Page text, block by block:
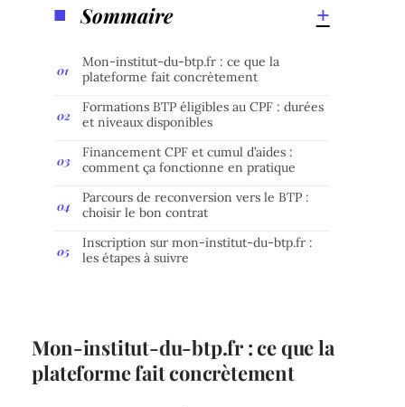
Sommaire
Mon-institut-du-btp.fr : ce que la
plateforme fait concrètement
Formations BTP éligibles au CPF : durées
et niveaux disponibles
Financement CPF et cumul d’aides :
comment ça fonctionne en pratique
Parcours de reconversion vers le BTP :
choisir le bon contrat
Inscription sur mon-institut-du-btp.fr :
les étapes à suivre
Mon-institut-du-btp.fr : ce que la
plateforme fait concrètement